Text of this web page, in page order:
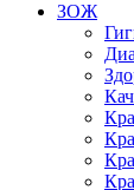
ЗОЖ